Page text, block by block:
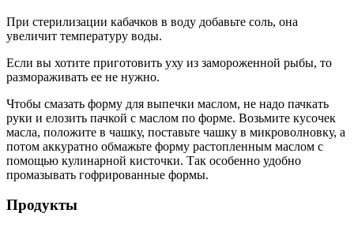
При стерилизации кабачков в воду добавьте соль, она
увеличит температуру воды.
Если вы хотите приготовить уху из замороженной рыбы, то
размораживать ее не нужно.
Чтобы смазать форму для выпечки маслом, не надо пачкать
руки и елозить пачкой с маслом по форме. Возьмите кусочек
масла, положите в чашку, поставьте чашку в микроволновку, а
потом аккуратно обмажьте форму растопленным маслом с
помощью кулинарной кисточки. Так особенно удобно
промазывать гофрированные формы.
Продукты